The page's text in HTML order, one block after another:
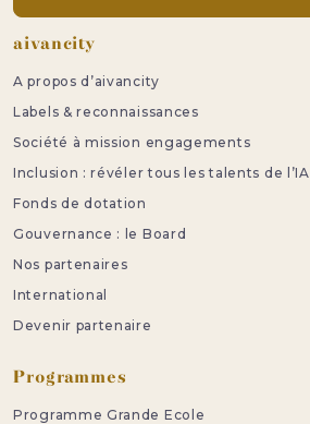
Pied de page
aivancity
A propos d’aivancity
Labels & reconnaissances
Société à mission engagements
Inclusion : révéler tous les talents de l’IA
Fonds de dotation
Gouvernance : le Board
Nos partenaires
International
Devenir partenaire
Programmes
Programme Grande Ecole